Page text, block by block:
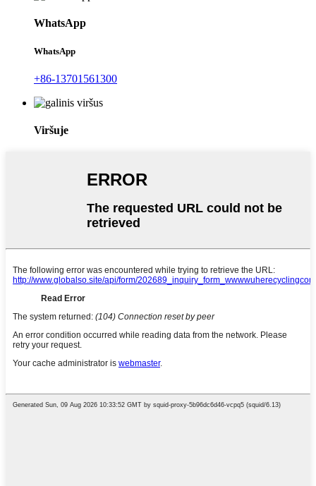
WhatsApp
WhatsApp
+86-13701561300
Viršuje